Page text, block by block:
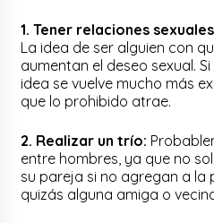
1. Tener relaciones
La idea de ser alguien con
aumentan el deseo sexual.
idea se vuelve mucho más
que lo prohibido atrae.
2. Realizar un trío:
entre hombres, ya que no
su pareja si no agregan a la
quizás alguna amiga o